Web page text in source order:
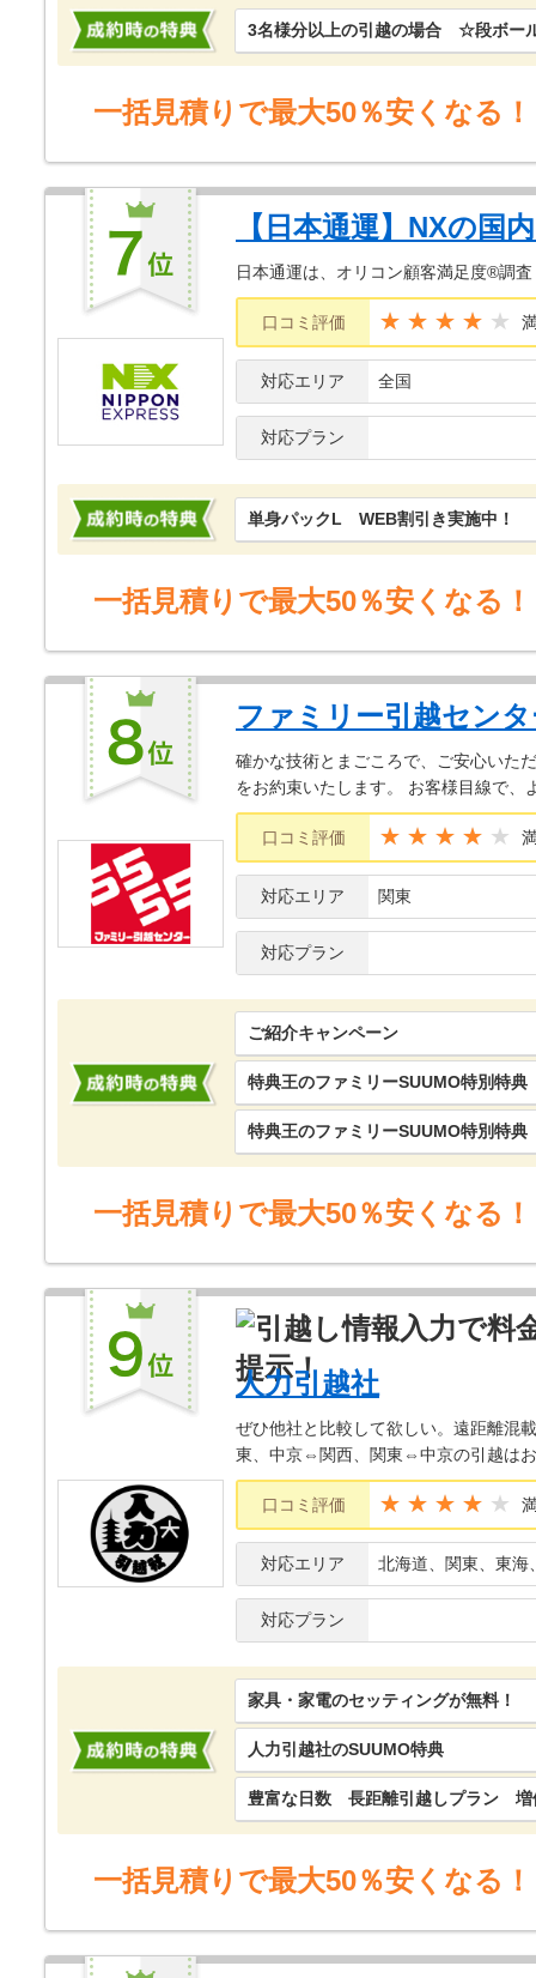
3名様分以上の引越の場合 ☆段ボー
一括見積りで最大50％安くなる！
【日本通運】NXの国
日本通運は、オリコン顧客満足度®調
口コミ評価 ★★★★
対応エリア 全国
対応プラン
単身パックL WEB割引き実施中！
一括見積りで最大50％安くなる！
ファミリー引越セン
確かな技術とまごころで、ご安心いた
をお約束いたします。 お客様目線で、
口コミ評価 ★★★★
対応エリア 関東
対応プラン
ご紹介キャンペーン
特典王のファミリーSUUMO特別特典
特典王のファミリーSUUMO特別特典
一括見積りで最大50％安くなる！
人力引越社
ぜひ他社と比較して欲しい。遠距離混
東、中京⇔関西、関東⇔中京の引越は
口コミ評価 ★★★★
対応エリア 北海道、関東、東海
対応プラン
家具・家電のセッティングが無料！
人力引越社のSUUMO特典
豊富な日数 長距離引越しプラン 増
一括見積りで最大50％安くなる！